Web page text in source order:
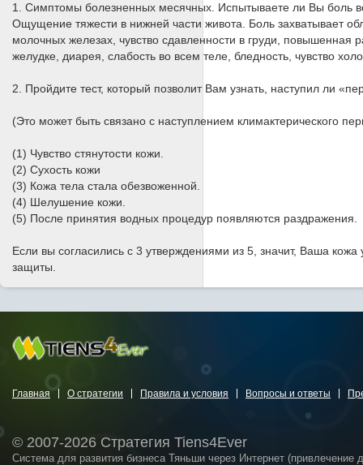
1. Симптомы болезненных месячных. Испытываете ли Вы боль
Ощущение тяжести в нижней части живота. Боль захватывает
молочных железах, чувство сдавленности в груди, повышенная
желудке, диарея, слабость во всем теле, бледность, чувство
2. Пройдите тест, который позволит Вам узнать, наступил ли
(Это может быть связано с наступлением климактерического
(1) Чувство стянутости кожи.
(2) Сухость кожи
(3) Кожа тела стала обезвоженной.
(4) Шелушение кожи.
(5) После принятия водных процедур появляются раздражения.
Если вы согласились с 3 утверждениями из 5, значит, Ваша
защиты.
Главная О стратегии Правила и условия Вопросы и ответы
© 2007-2026 Стратегия Tiens4Ever
Система для развития бизнеса Тяньши через Интернет (привлечение